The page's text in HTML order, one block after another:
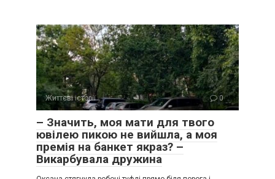
Життєві історії 0
– Значить, моя мати для твого
ювілею пикою не вийшла, а моя
премія на банкет якраз? –
Викарбувала дружина